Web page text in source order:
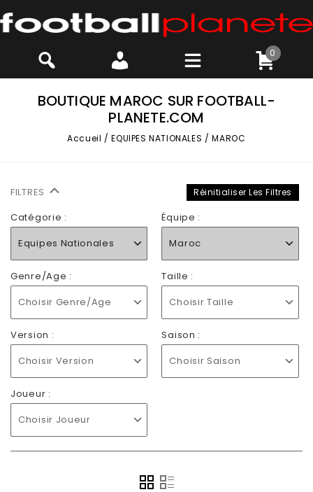
0
BOUTIQUE MAROC SUR FOOTBALL-
PLANETE.COM
Accueil /EQUIPES NATIONALES /MAROC
FILTRES Réinitialiser Les Filtres
Catégorie :
Equipes Nationales
Équipe :
Maroc
Genre/Age :
Choisir Genre/Age
Taille :
Choisir Taille
Version :
Choisir Version
Saison :
Choisir Saison
Joueur :
Choisir Joueur